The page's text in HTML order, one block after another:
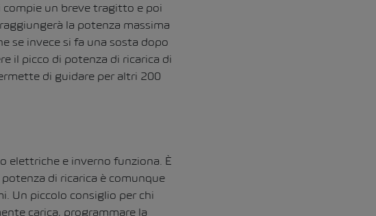
compie un breve tragitto e poi
la potenza massima
se invece si fa una sosta dopo
il picco di potenza di ricarica di
di guidare per altri 200
elettriche e inverno funziona. È
di ricarica è comunque
Un piccolo consiglio per chi
carica, programmare la